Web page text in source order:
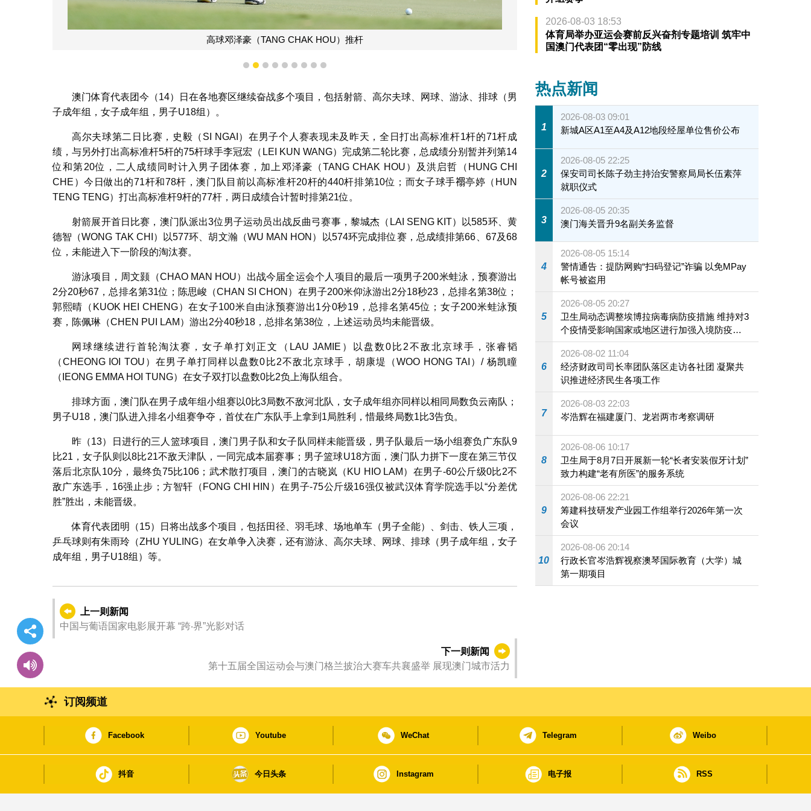
高球邓泽豪（TANG CHAK HOU）推杆
1 2 3 4 5 6 7 8 9
澳门体育代表团今（14）日在各地赛区继续奋战多个项目，包括射箭、高尔夫球、网球、游泳、排球（男
子成年组，女子成年组，男子U18组）。
高尔夫球第二日比赛，史毅（SI NGAI）在男子个人赛表现未及昨天，全日打出高标准杆1杆的71杆成
绩，与另外打出高标准杆5杆的75杆球手李冠宏（LEI KUN WANG）完成第二轮比赛，总成绩分别暂并列第14
位和第20位，二人成绩同时计入男子团体赛，加上邓泽豪（TANG CHAK HOU）及洪启哲（HUNG CHI
CHE）今日做出的71杆和78杆，澳门队目前以高标准杆20杆的440杆排第10位；而女子球手𧝁亭婷（HUN
TENG TENG）打出高标准杆9杆的77杆，两日成绩合计暂时排第21位。
射箭展开首日比赛，澳门队派出3位男子运动员出战反曲弓赛事，黎城杰（LAI SENG KIT）以585环、黄
德智（WONG TAK CHI）以577环、胡文瀚（WU MAN HON）以574环完成排位赛，总成绩排第66、67及68
位，未能进入下一阶段的淘汰赛。
游泳项目，周文颢（CHAO MAN HOU）出战今届全运会个人项目的最后一项男子200米蛙泳，预赛游出
2分20秒67，总排名第31位；陈思峻（CHAN SI CHON）在男子200米仰泳游出2分18秒23，总排名第38位；
郭熙晴（KUOK HEI CHENG）在女子100米自由泳预赛游出1分0秒19，总排名第45位；女子200米蛙泳预
赛，陈佩琳（CHEN PUI LAM）游出2分40秒18，总排名第38位，上述运动员均未能晋级。
网球继续进行首轮淘汰赛，女子单打刘正文（LAU JAMIE）以盘数0比2不敌北京球手，张睿韬
（CHEONG IOI TOU）在男子单打同样以盘数0比2不敌北京球手，胡康堤（WOO HONG TAI）/ 杨凯瞳
（IEONG EMMA HOI TUNG）在女子双打以盘数0比2负上海队组合。
排球方面，澳门队在男子成年组小组赛以0比3局数不敌河北队，女子成年组亦同样以相同局数负云南队；
男子U18，澳门队进入排名小组赛争夺，首仗在广东队手上拿到1局胜利，惜最终局数1比3告负。
昨（13）日进行的三人篮球项目，澳门男子队和女子队同样未能晋级，男子队最后一场小组赛负广东队9
比21，女子队则以8比21不敌天津队，一同完成本届赛事；男子篮球U18方面，澳门队力拼下一度在第三节仅
落后北京队10分，最终负75比106；武术散打项目，澳门的古晓岚（KU HIO LAM）在男子-60公斤级0比2不
敌广东选手，16强止步；方智轩（FONG CHI HIN）在男子-75公斤级16强仅被武汉体育学院选手以“分差优
胜”胜出，未能晋级。
体育代表团明（15）日将出战多个项目，包括田径、羽毛球、场地单车（男子全能）、剑击、铁人三项，
乒乓球则有朱雨玲（ZHU YULING）在女单争入决赛，还有游泳、高尔夫球、网球、排球（男子成年组，女子
成年组，男子U18组）等。
上一则新闻
中国与葡语国家电影展开幕 “跨‧界”光影对话
下一则新闻
第十五届全国运动会与澳门格兰披治大赛车共襄盛举 展现澳门城市活力
2026-08-03 18:53
体育局举办亚运会赛前反兴奋剂专题培训 筑牢中
国澳门代表团“零出现”防线
热点新闻
1
2026-08-03 09:01
新城A区A1至A4及A12地段经屋单位售价公布
2
2026-08-05 22:25
保安司司长陈子劲主持治安警察局局长伍素萍
就职仪式
3
2026-08-05 20:35
澳门海关晋升9名副关务监督
4
2026-08-05 15:14
警情通告：提防网购“扫码登记”诈骗 以免MPay
帐号被盗用
5
2026-08-05 20:27
卫生局动态调整埃博拉病毒病防疫措施 维持对3
个疫情受影响国家或地区进行加强入境防疫措
施
6
2026-08-02 11:04
经济财政司司长率团队落区走访各社团 凝聚共
识推进经济民生各项工作
7
2026-08-03 22:03
岑浩辉在福建厦门、龙岩两市考察调研
8
2026-08-06 10:17
卫生局于8月7日开展新一轮“长者安装假牙计划”
致力构建“老有所医”的服务系统
9
2026-08-06 22:21
筹建科技研发产业园工作组举行2026年第一次
会议
10
2026-08-06 20:14
行政长官岑浩辉视察澳琴国际教育（大学）城
第一期项目
订阅频道
Facebook Youtube WeChat Telegram Weibo
抖音 今日头条 Instagram 电子报 RSS